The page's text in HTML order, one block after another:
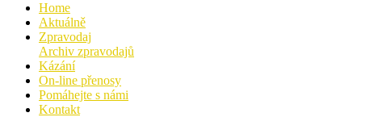
Home
Aktuálně
Zpravodaj
Archiv zpravodajů
Kázání
On-line přenosy
Pomáhejte s námi
Kontakt